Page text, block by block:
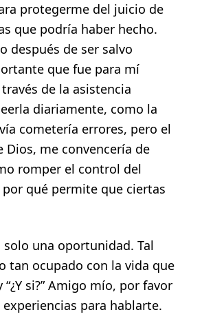
protegerme del juicio de
que podría haber hecho.
después de ser salvo
que fue para mí
de la asistencia
diariamente, como la
cometería errores, pero el
Dios, me convencería de
romper el control del
qué permite que ciertas
solo una oportunidad. Tal
tan ocupado con la vida que
si?” Amigo mío, por favor
para hablarte.